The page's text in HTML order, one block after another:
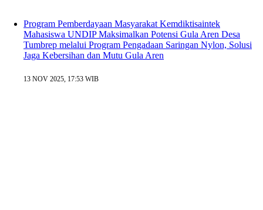
Program Pemberdayaan Masyarakat Kemdiktisaintek
Mahasiswa UNDIP Maksimalkan Potensi Gula Aren Desa
Tumbrep melalui Program Pengadaan Saringan Nylon, Solusi
Jaga Kebersihan dan Mutu Gula Aren
13 NOV 2025, 17:53 WIB